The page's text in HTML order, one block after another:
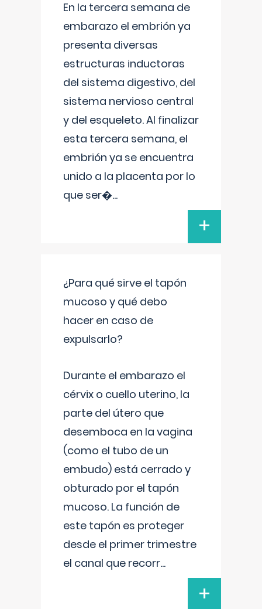
En la tercera semana de
embarazo el embrión ya
presenta diversas
estructuras inductoras
del sistema digestivo, del
sistema nervioso central
y del esqueleto. Al finalizar
esta tercera semana, el
embrión ya se encuentra
unido a la placenta por lo
que ser�...
+
¿Para qué sirve el tapón
mucoso y qué debo
hacer en caso de
expulsarlo?
Durante el embarazo el
cérvix o cuello uterino, la
parte del útero que
desemboca en la vagina
(como el tubo de un
embudo) está cerrado y
obturado por el tapón
mucoso. La función de
este tapón es proteger
desde el primer trimestre
el canal que recorr...
+